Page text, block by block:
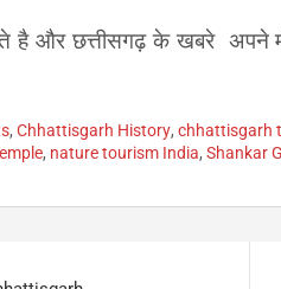
है और छत्तीसगढ़ के खबरे अपने
, Chhattisgarh History, chhattisgarh
, nature tourism India, Shankar